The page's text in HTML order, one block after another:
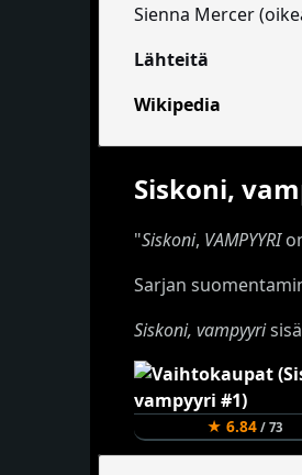
Sienna Mercer
Lähteitä
Wikipedia
Siskoni,
"Siskoni, VAMPYYRI
Sarjan
Siskoni, vampyyri
★ 6.84/ 73